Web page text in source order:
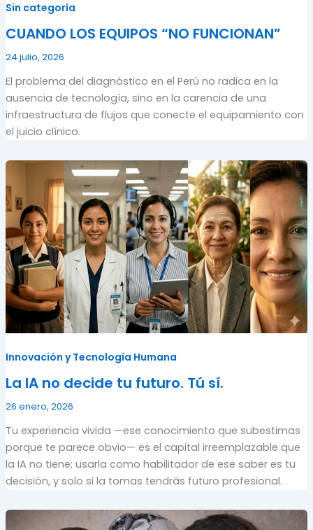
Sin categoría
CUANDO LOS EQUIPOS “NO FUNCIONAN”
24 julio, 2026
El problema del diagnóstico en el Perú no radica en la
ausencia de tecnología, sino en la carencia de una
infraestructura de flujos que conecte el equipamiento con
el juicio clínico.
Innovación y Tecnología Humana
La IA no decide tu futuro. Tú sí.
26 enero, 2026
Tu experiencia vivida —ese conocimiento que subestimas
porque te parece obvio— es el capital irreemplazable que
la IA no tiene; usarla como habilitador de ese saber es tu
decisión, y solo si la tomas tendrás futuro profesional.